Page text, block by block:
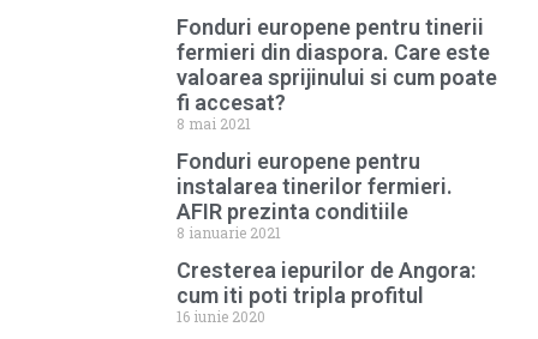
Fonduri europene pentru tinerii
fermieri din diaspora. Care este
valoarea sprijinului si cum poate
fi accesat?
8 mai 2021
Fonduri europene pentru
instalarea tinerilor fermieri.
AFIR prezinta conditiile
8 ianuarie 2021
Cresterea iepurilor de Angora:
cum iti poti tripla profitul
16 iunie 2020